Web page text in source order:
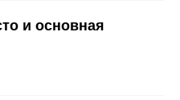
и основная